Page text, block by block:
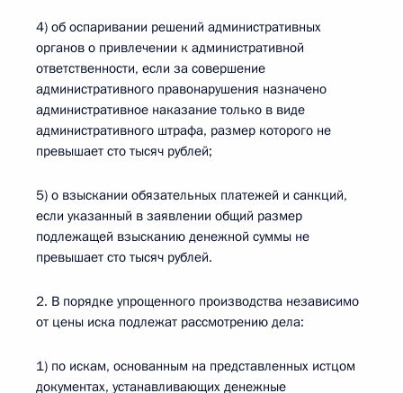
4) об оспаривании решений административных
органов о привлечении к административной
ответственности, если за совершение
административного правонарушения назначено
административное наказание только в виде
административного штрафа, размер которого не
превышает сто тысяч рублей;
5) о взыскании обязательных платежей и санкций,
если указанный в заявлении общий размер
подлежащей взысканию денежной суммы не
превышает сто тысяч рублей.
2. В порядке упрощенного производства независимо
от цены иска подлежат рассмотрению дела:
1) по искам, основанным на представленных истцом
документах, устанавливающих денежные